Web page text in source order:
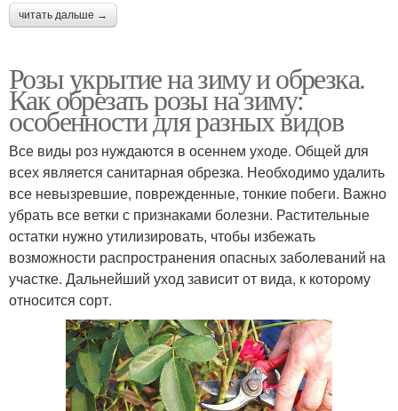
читать дальше →
Розы укрытие на зиму и обрезка.
Как обрезать розы на зиму:
особенности для разных видов
Все виды роз нуждаются в осеннем уходе. Общей для
всех является санитарная обрезка. Необходимо удалить
все невызревшие, поврежденные, тонкие побеги. Важно
убрать все ветки с признаками болезни. Растительные
остатки нужно утилизировать, чтобы избежать
возможности распространения опасных заболеваний на
участке. Дальнейший уход зависит от вида, к которому
относится сорт.